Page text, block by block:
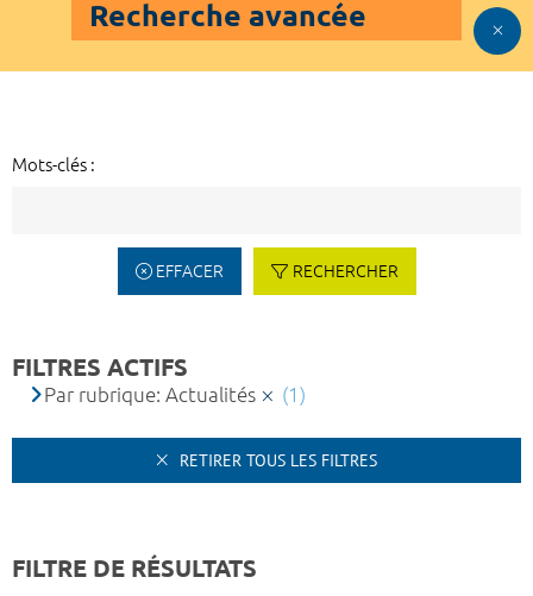
Recherche avancée
Mots-clés :
EFFACER RECHERCHER
FILTRES ACTIFS
Par rubrique: Actualités (1)
RETIRER TOUS LES FILTRES
FILTRE DE RÉSULTATS